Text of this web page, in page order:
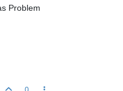
Problem